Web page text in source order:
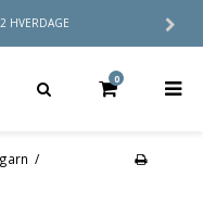
HVERDAGE
0
/